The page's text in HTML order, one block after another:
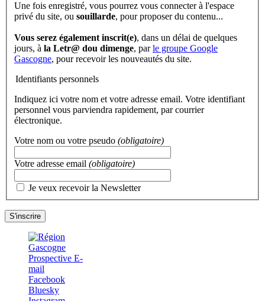
Une fois enregistré, vous pourrez vous connecter à l'espace
privé du site, ou souillarde , pour proposer du contenu...
Vous serez également inscrit(e), dans un délai de quelques
jours, à la Letr@ dou dimenge, parle groupe Google
Gascogne, pour recevoir les nouveautés du site.
Identifiants personnels
Indiquez ici votre nom et votre adresse email. Votre identifiant
personnel vous parviendra rapidement, par courrier
électronique.
Votre nom ou votre pseudo (obligatoire)
Votre adresse email (obligatoire)
Je veux recevoir la Newsletter